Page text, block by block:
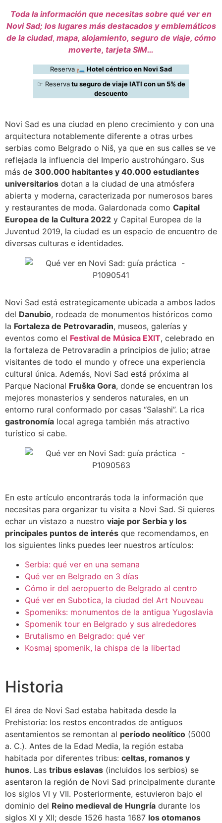
Toda la información que necesitas sobre qué ver en
Novi Sad; los lugares más destacados y emblemáticos
de la ciudad, mapa, alojamiento, seguro de viaje, cómo
moverte, tarjeta SIM…
Reserva 🛏️ Hotel céntrico en Novi Sad
☞ Reservatu seguro de viaje IATI con un 5% de
descuento
Novi Sad es una ciudad en pleno crecimiento y con una
arquitectura notablemente diferente a otras urbes
serbias como Belgrado o Niš, ya que en sus calles se ve
reflejada la influencia del Imperio austrohúngaro. Sus
más de 300.000 habitantes y 40.000 estudiantes
universitarios dotan a la ciudad de una atmósfera
abierta y moderna, caracterizada por numerosos bares
y restaurantes de moda. Galardonada como Capital
Europea de la Cultura 2022 y Capital Europea de la
Juventud 2019, la ciudad es un espacio de encuentro de
diversas culturas e identidades.
Novi Sad está estrategicamente ubicada a ambos lados
del Danubio, rodeada de monumentos históricos como
la Fortaleza de Petrovaradin, museos, galerías y
eventos como el Festival de Música EXIT, celebrado en
la fortaleza de Petrovaradin a principios de julio; atrae
visitantes de todo el mundo y ofrece una experiencia
cultural única. Además, Novi Sad está próxima al
Parque Nacional Fruška Gora, donde se encuentran los
mejores monasterios y senderos naturales, en un
entorno rural conformado por casas “Salashi”. La rica
gastronomía local agrega también más atractivo
turístico si cabe.
En este artículo encontrarás toda la información que
necesitas para organizar tu visita a Novi Sad. Si quieres
echar un vistazo a nuestro viaje por Serbia y los
principales puntos de interés que recomendamos, en
los siguientes links puedes leer nuestros artículos:
Serbia: qué ver en una semana
Qué ver en Belgrado en 3 días
Cómo ir del aeropuerto de Belgrado al centro
Qué ver en Subotica, la ciudad del Art Nouveau
Spomeniks: monumentos de la antigua Yugoslavia
Spomenik tour en Belgrado y sus alrededores
Brutalismo en Belgrado: qué ver
Kosmaj spomenik, la chispa de la libertad
Historia
El área de Novi Sad estaba habitada desde la
Prehistoria: los restos encontrados de antiguos
asentamientos se remontan al período neolítico (5000
a. C.). Antes de la Edad Media, la región estaba
habitada por diferentes tribus: celtas, romanos y
hunos. Las tribus eslavas (incluidos los serbios) se
asentaron la región de Novi Sad principalmente durante
los siglos VI y VII. Posteriormente, estuvieron bajo el
dominio del Reino medieval de Hungría durante los
siglos XI y XII; desde 1526 hasta 1687 los otomanos